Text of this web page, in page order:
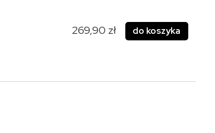
269,90 zł do koszyka